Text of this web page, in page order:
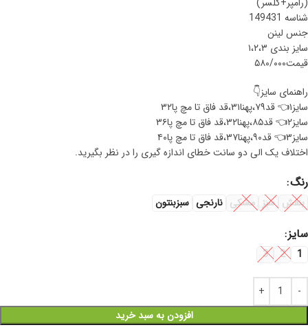
شناسه 149431
جنس لینن
سایز بندی ۱،۲،۳
قیمت۵۸۰/۰۰۰
راهنمای سایز👇
سایز۱👈 قد۷۹،پهنا۳۱،قد فاق تا مچ پا۳۲
سایز۲👈 قد۸۵،پهنا۳۲،قد فاق تا مچ پا۳۶
سایز۳👈 قد۹۰،پهنا۳۷،قد فاق تا مچ پا۴۰
اختلاف یک الی دو سانت خطای اندازه گیری را در نظر بگیرید.
رنگ
بنفش سبز مشکی نارنجی سبزبنتون
سایز
1
2
3
افزودن به سبد خرید